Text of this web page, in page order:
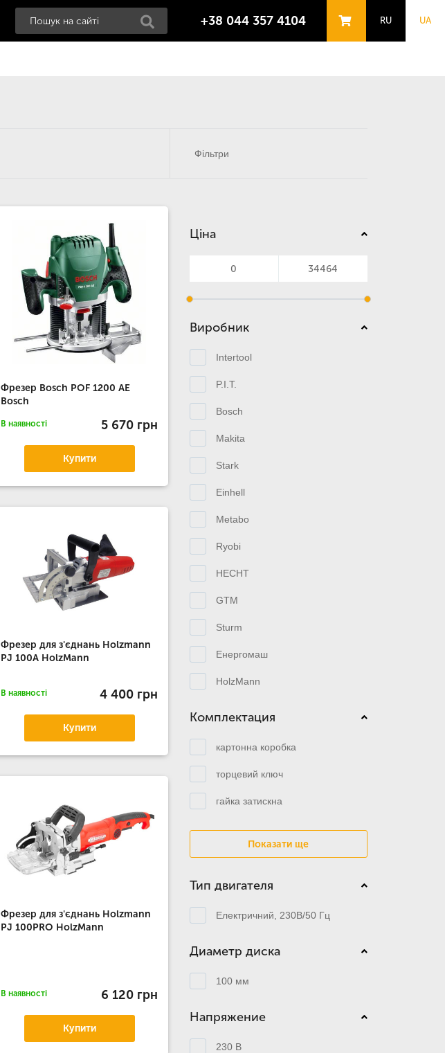
+38 044 357 4104 RU UA
Фрезер Bosch POF 1200 AE
Bosch
В наявності 5 670 грн
Купити
Фрезер для з'єднань Holzmann
PJ 100A HolzMann
В наявності 4 400 грн
Купити
Фрезер для з'єднань Holzmann
PJ 100PRO HolzMann
В наявності 6 120 грн
Купити
Ціна
Виробник
Intertool
P.I.T.
Bosch
Makita
Stark
Einhell
Metabo
Ryobi
HECHT
GTM
Sturm
Енергомаш
HolzMann
Комплектация
картонна коробка
торцевий ключ
гайка затискна
Показати ще
Тип двигателя
Електричний, 230В/50 Гц
Диаметр диска
100 мм
Напряжение
230 В
Фільтри